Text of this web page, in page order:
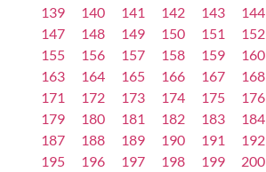
139
140 141 142 143 144
147
148 149 150 151 152
155
156 157 158 159 160
163
164 165 166 167 168
171
172 173 174 175 176
179
180 181 182 183 184
187
188 189 190 191 192
195
196 197 198 199 200